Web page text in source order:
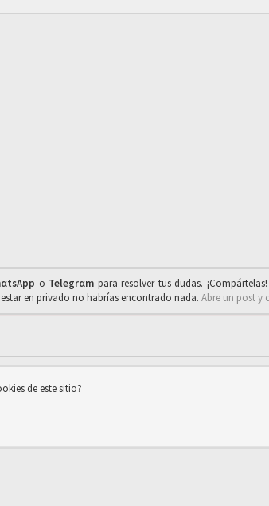
o Telegrαm para resolver tus dudas.
en privado no habrías encontrado nada. Abre un post y
de este sitio?